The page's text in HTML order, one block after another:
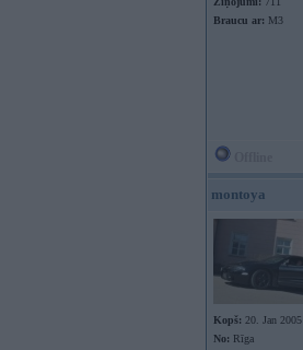
Braucu ar: M3
montoya
Kopš: 20. Jan 2005
No: Rīga